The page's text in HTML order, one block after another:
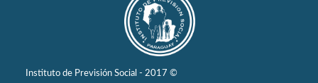
Instituto de Previsión Social - 2017 ©